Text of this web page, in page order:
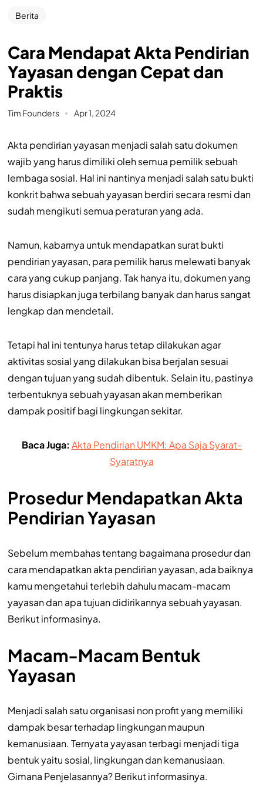
Berita
Cara Mendapat Akta Pendirian
Yayasan dengan Cepat dan
Praktis
Tim Founders Apr 1, 2024
Akta pendirian yayasan menjadi salah satu dokumen
wajib yang harus dimiliki oleh semua pemilik sebuah
lembaga sosial. Hal ini nantinya menjadi salah satu bukti
konkrit bahwa sebuah yayasan berdiri secara resmi dan
sudah mengikuti semua peraturan yang ada.
Namun, kabarnya untuk mendapatkan surat bukti
pendirian yayasan, para pemilik harus melewati banyak
cara yang cukup panjang. Tak hanya itu, dokumen yang
harus disiapkan juga terbilang banyak dan harus sangat
lengkap dan mendetail.
Tetapi hal ini tentunya harus tetap dilakukan agar
aktivitas sosial yang dilakukan bisa berjalan sesuai
dengan tujuan yang sudah dibentuk. Selain itu, pastinya
terbentuknya sebuah yayasan akan memberikan
dampak positif bagi lingkungan sekitar.
Baca Juga: Akta Pendirian UMKM: Apa Saja Syarat-
Syaratnya
Prosedur Mendapatkan Akta
Pendirian Yayasan
Sebelum membahas tentang bagaimana prosedur dan
cara mendapatkan akta pendirian yayasan, ada baiknya
kamu mengetahui terlebih dahulu macam-macam
yayasan dan apa tujuan didirikannya sebuah yayasan.
Berikut informasinya.
Macam-Macam Bentuk
Yayasan
Menjadi salah satu organisasi non profit yang memiliki
dampak besar terhadap lingkungan maupun
kemanusiaan. Ternyata yayasan terbagi menjadi tiga
bentuk yaitu sosial, lingkungan dan kemanusiaan.
Gimana Penjelasannya? Berikut informasinya.